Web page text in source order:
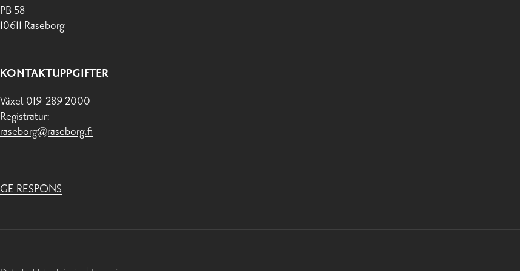
PB 58
10611 Raseborg
KONTAKTUPPGIFTER
Växel 019-289 2000
Registratur:
raseborg@raseborg.fi
GE RESPONS